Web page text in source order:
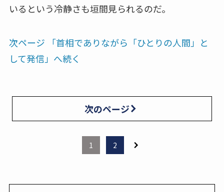
いるという冷静さも垣間見られるのだ。
次ページ 「首相でありながら「ひとりの人間」と
して発信」へ続く
次のページ
1 2